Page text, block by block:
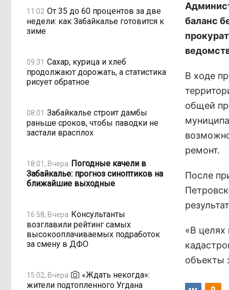
11:02 От 35 до 60 процентов за две
недели: как Забайкалье готовится к
зиме
09:31 Сахар, курица и хлеб
продолжают дорожать, а статистика
рисует обратное
08:01 Забайкалье строит дамбы
раньше сроков, чтобы паводки не
застали врасплох
18:01, Вчера Погодные качели в
Забайкалье: прогноз синоптиков на
ближайшие выходные
16:58, Вчера Консультанты
возглавили рейтинг самых
высокооплачиваемых подработок
за смену в ДФО
15:02, Вчера
«Ждать некогда»:
жители подтопленного Угдана
баланс
В ходе
общей
ремонт.
После
«В целях
объекты